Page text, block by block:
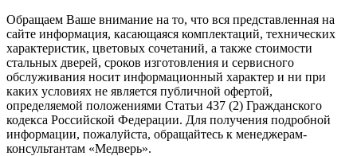
Обращаем Ваше внимание на то, что вся представленная на
сайте информация, касающаяся комплектаций, технических
характеристик, цветовых сочетаний, а также стоимости
стальных дверей, сроков изготовления и сервисного
обслуживания носит информационный характер и ни при
каких условиях не является публичной офертой,
определяемой положениями Статьи 437 (2) Гражданского
кодекса Российской Федерации. Для получения подробной
информации, пожалуйста, обращайтесь к менеджерам-
консультантам «Медверь».